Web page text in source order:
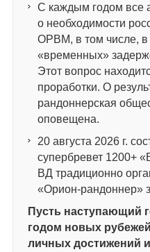
С каждым годом все
о необходимости
ОРВМ, в том числе, в
«временных»
Этот вопрос
проработки. О
рандоннерская
оповещена.
20 августа 2026 г.
супербревет 1200+
ВД традиционно
«Орион-рандоннер»
Пусть наступающий
годом новых
личных достижений